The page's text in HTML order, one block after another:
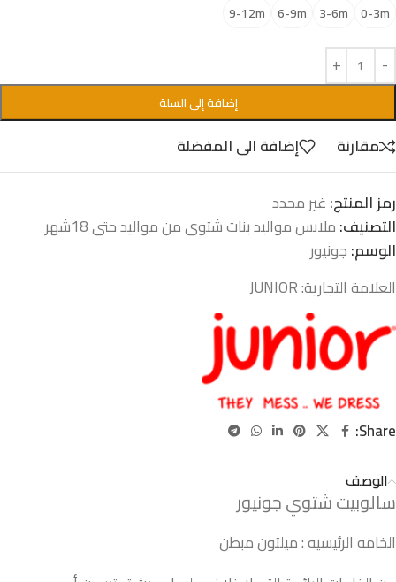
0-3m
3-6m
6-9m
9-12m
إضافة إلى السلة
مقارنة
إضافة الى المفضلة
رمز المنتج:غير محدد
التصنيف:ملابس مواليد بنات شتوى من مواليد حتى 18شهر
الوسم:جونيور
العلامة التجارية:JUNIOR
Share:
الوصف
سالوبيت شتوي جونيور
الخامه الرئيسيه : ميلتون مبطن